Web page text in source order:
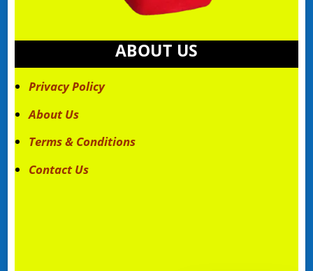
ABOUT US
Privacy Policy
About Us
Terms & Conditions
Contact Us